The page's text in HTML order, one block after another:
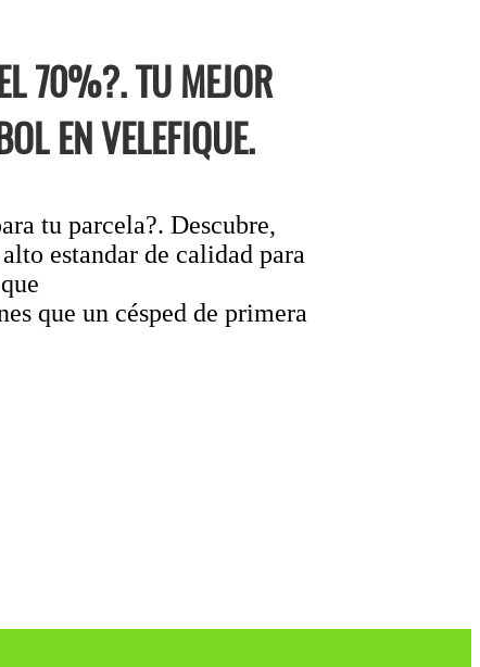
70%?. TU MEJOR
EN VELEFIQUE.
tu parcela?. Descubre,
estandar de calidad para
que un césped de primera